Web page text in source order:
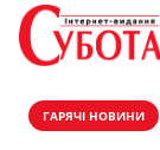
ГАРЯЧІ НОВИНИ